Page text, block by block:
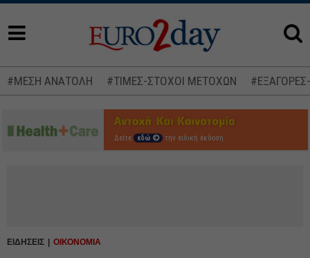
#ΜΕΣΗ ΑΝΑΤΟΛΗ #ΤΙΜΕΣ-ΣΤΟΧΟΙ ΜΕΤΟΧΩΝ
Δείτε εδώ την ειδική έκδοση
ΕΙΔΗΣΕΙΣ ΟΙΚΟΝΟΜΙΑ